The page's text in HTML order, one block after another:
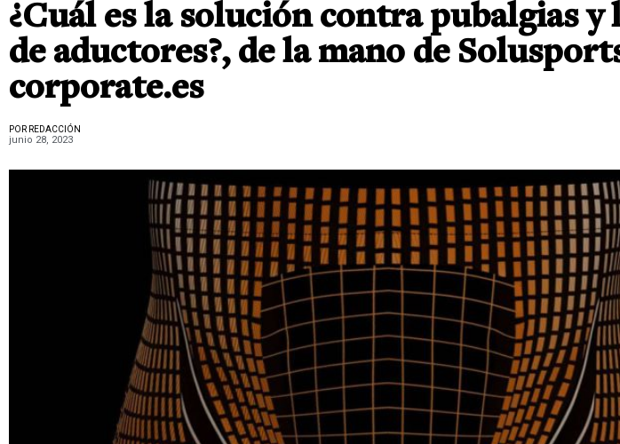
¿Cuál es la solución contra pubalgias y
de aductores?, de la mano de
corporate.es
POR REDACCIÓN
junio 28, 2023